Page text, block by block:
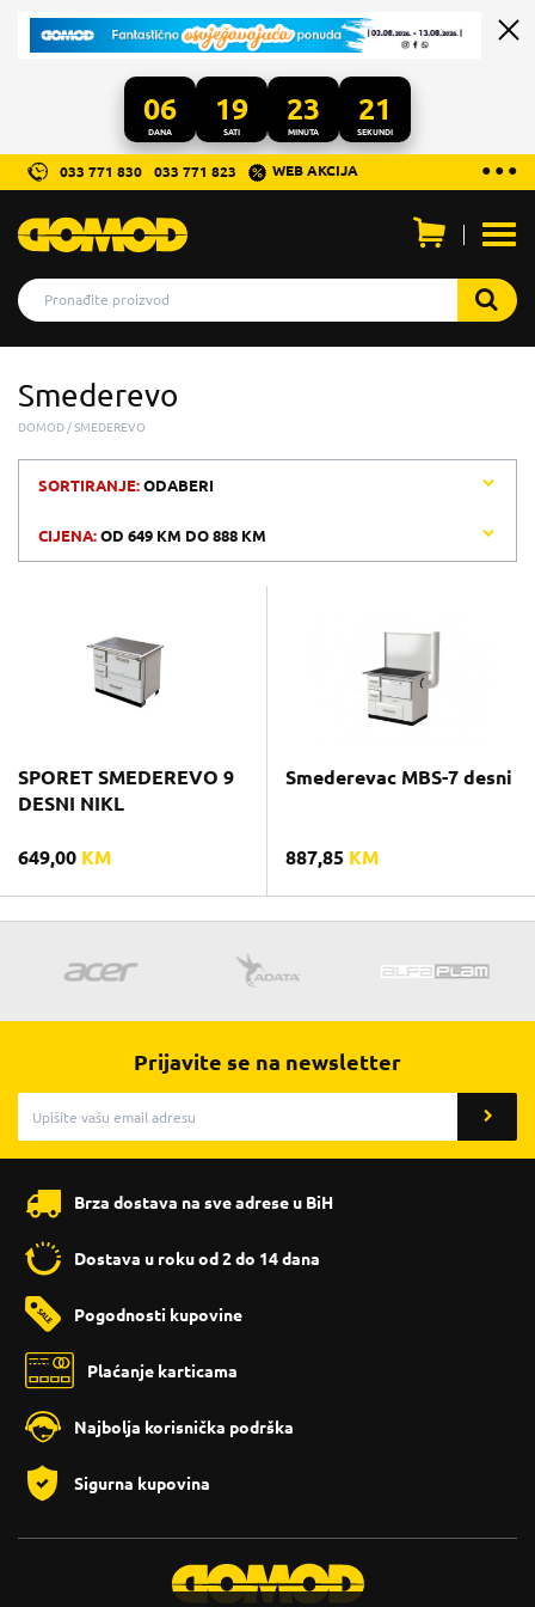
06
DANA
19
SATI
23
MINUTA
21
SEKUNDI
...
● ● ●
033 771 830 033 771 823 WEB AKCIJA
Smederevo
DOMOD SMEDEREVO
SORTIRANJE:ODABERI
CIJENA:OD 649 KM DO888 KM
SPORET SMEDEREVO 9
DESNI NIKL
649,00 KM
Smederevac MBS-7 desni
887,85 KM
Prijavite se na newsletter
Brza dostava na sve adrese u BiH
Dostava u roku od 2 do 14 dana
Pogodnosti kupovine
Plaćanje karticama
Najbolja korisnička podrška
Sigurna kupovina